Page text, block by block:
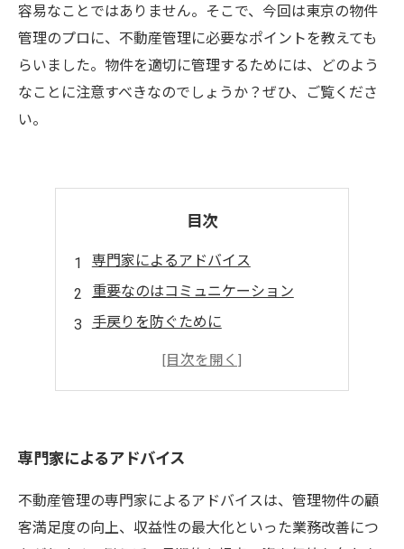
容易なことではありません。そこで、今回は東京の物件
管理のプロに、不動産管理に必要なポイントを教えても
らいました。物件を適切に管理するためには、どのよう
なことに注意すべきなのでしょうか？ぜひ、ご覧くださ
い。
目次
専門家によるアドバイス
重要なのはコミュニケーション
手戻りを防ぐために
無駄な出費を削減
専門家によるアドバイス
不動産管理の専門家によるアドバイスは、管理物件の顧
客満足度の向上、収益性の最大化といった業務改善につ